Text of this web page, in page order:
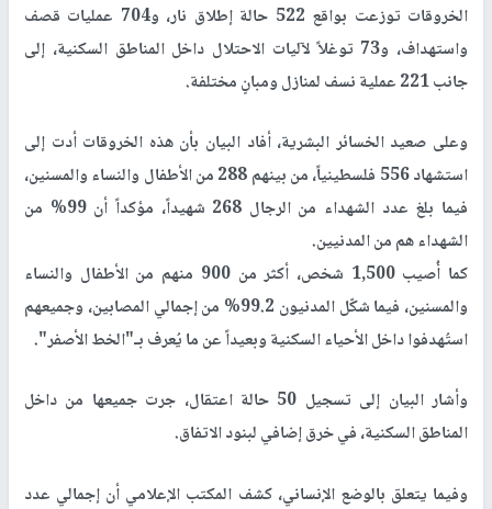
الخروقات توزعت بواقع 522 حالة إطلاق نار، و704 عمليات قصف
واستهداف، و73 توغلاً لآليات الاحتلال داخل المناطق السكنية، إلى
جانب 221 عملية نسف لمنازل ومبانٍ مختلفة.
وعلى صعيد الخسائر البشرية، أفاد البيان بأن هذه الخروقات أدت إلى
استشهاد 556 فلسطينياً، من بينهم 288 من الأطفال والنساء والمسنين،
فيما بلغ عدد الشهداء من الرجال 268 شهيداً، مؤكداً أن 99% من
الشهداء هم من المدنيين.
كما أُصيب 1,500 شخص، أكثر من 900 منهم من الأطفال والنساء
والمسنين، فيما شكّل المدنيون 99.2% من إجمالي المصابين، وجميعهم
استُهدفوا داخل الأحياء السكنية وبعيداً عن ما يُعرف بـ"الخط الأصفر".
وأشار البيان إلى تسجيل 50 حالة اعتقال، جرت جميعها من داخل
المناطق السكنية، في خرق إضافي لبنود الاتفاق.
وفيما يتعلق بالوضع الإنساني، كشف المكتب الإعلامي أن إجمالي عدد